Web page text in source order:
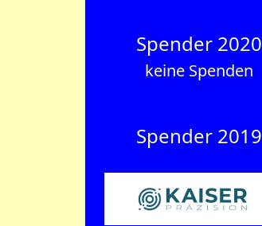
Spender 2020
keine Spenden
Spender 2019